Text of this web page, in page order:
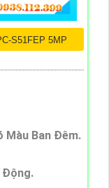
S51FEP 5MP
Màu Ban Ðêm.
Động.